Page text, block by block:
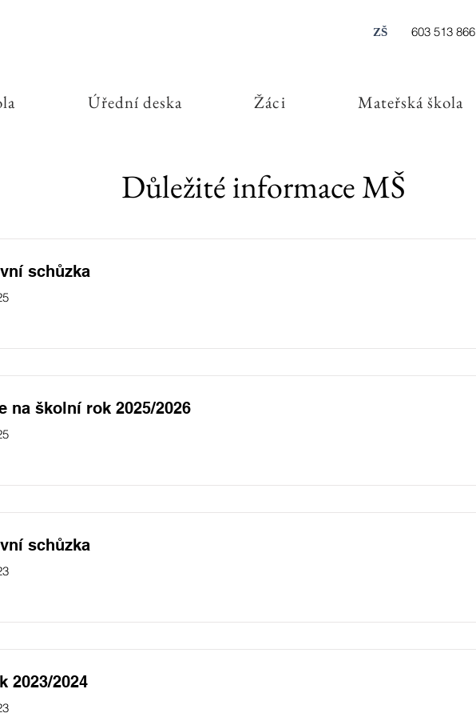
ZŠ 603 513 866
Úřední deska Žáci Mateřská škola
Důležité informace MŠ
schůzka
na školní rok 2025/2026
schůzka
2023/2024